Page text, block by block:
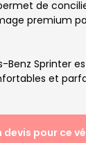
de
premium
Benz Sprinter
et
devis pour ce